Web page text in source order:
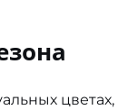
цветах,